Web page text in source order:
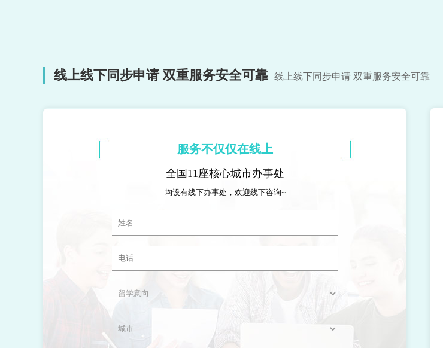
线上线下同步申请 双重服务安全可靠 线上线下同步申请 双重服务安全可靠
服务不仅仅在线上
全国11座核心城市办事处
均设有线下办事处，欢迎线下咨询~